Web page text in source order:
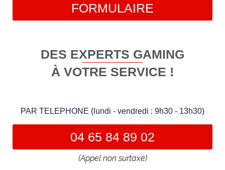
FORMULAIRE
DES EXPERTS GAMING
À VOTRE SERVICE !
PAR TELEPHONE (lundi - vendredi : 9h30 - 13h30)
04 65 84 89 02
(Appel non surtaxé)